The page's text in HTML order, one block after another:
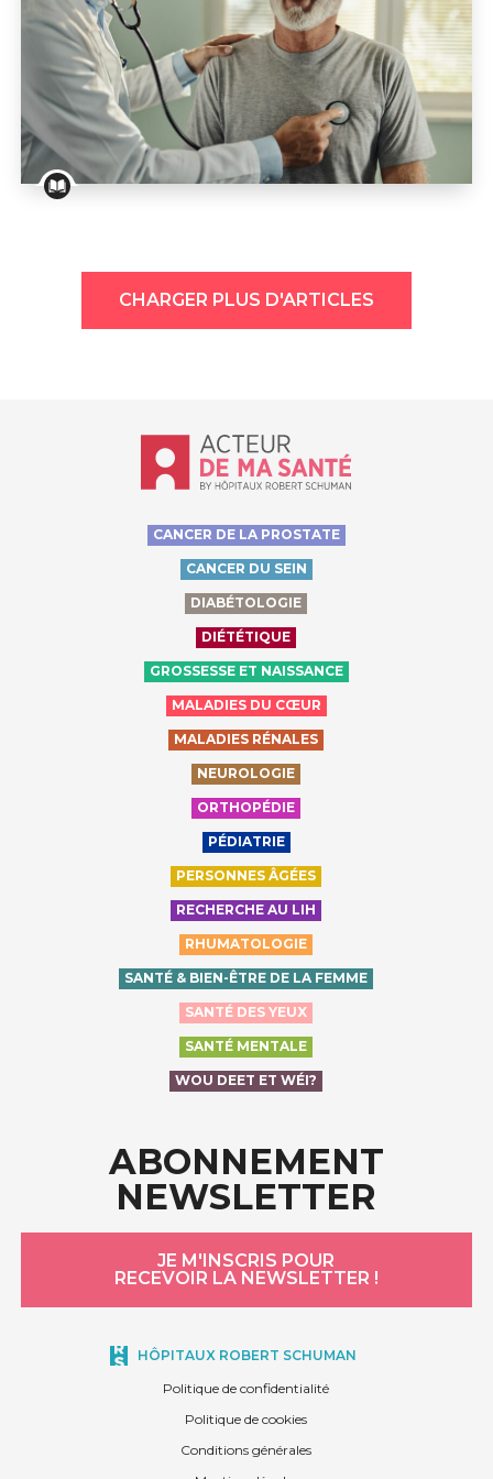
VIVRE AVEC UNE MALADIE DU CŒUR
Maladies cardiaques : consultation chez un
CHARGER PLUS D'ARTICLES
Accueil - Acteur de ma santé, by
CANCER DE LA PROSTATE
CANCER DU SEIN
DIABÉTOLOGIE
DIÉTÉTIQUE
GROSSESSE ET NAISSANCE
MALADIES DU CŒUR
MALADIES RÉNALES
NEUROLOGIE
ORTHOPÉDIE
PÉDIATRIE
PERSONNES ÂGÉES
RECHERCHE AU LIH
RHUMATOLOGIE
SANTÉ & BIEN-ÊTRE DE LA FEMME
SANTÉ DES YEUX
SANTÉ MENTALE
WOU DEET ET WÉI?
ABONNEMENT
NEWSLETTER
JE M'INSCRIS POUR
RECEVOIR LA NEWSLETTER !
HÔPITAUX ROBERT SCHUMAN
Politique de confidentialité
Politique de cookies
Conditions générales